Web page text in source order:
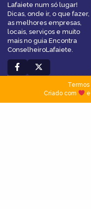
Lafaiete num só lugar!
Dicas, onde ir, o que fazer,
as melhores empresas,
locais, serviços e muito
mais no guia Encontra
ConselheiroLafaiete.
Termos|
Criado com
e